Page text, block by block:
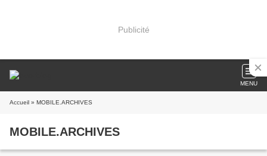
Publicité
MENU
Accueil » MOBILE.ARCHIVES
MOBILE.ARCHIVES